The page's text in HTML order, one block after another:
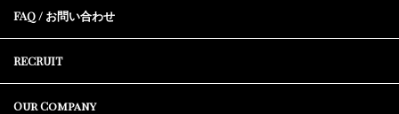
FAQ / お問い合わせ
RECRUIT
Our Company